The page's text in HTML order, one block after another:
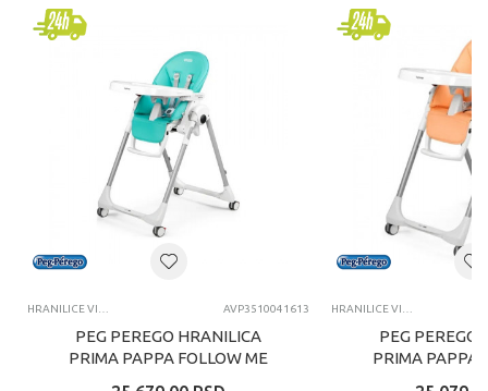
HRANILICE VIŠEPOLOŽAJNE AVP3510041613
PEG PEREGO HRANILICA
PRIMA PAPPA FOLLOW ME
HRANILICE VIŠEPOLOŽAJNE
PEG PEREGO
PRIMA PAPPA